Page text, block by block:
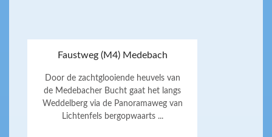
Faustweg (M4) Medebach
Door de zachtglooiende heuvels van
de Medebacher Bucht gaat het langs
Weddelberg via de Panoramaweg van
Lichtenfels bergopwaarts ...